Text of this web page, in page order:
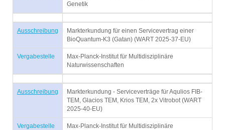
Genetik
Ausschreibung
Markterkundung für einen Servicevertrag einer
BioQuantum-K3 (Gatan) (WART 2025-37-EU)
Vergabestelle
Max-Planck-Institut für Multidisziplinäre
Naturwissenschaften
Ausschreibung
Markterkundung - Serviceverträge für Aqulios FIB-
TEM, Glacios TEM, Krios TEM, 2x Vitrobot (WART
2025-40-EU)
Vergabestelle
Max-Planck-Institut für Multidisziplinäre